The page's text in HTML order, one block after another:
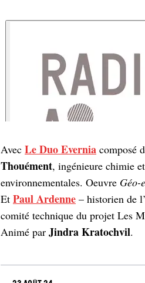
Avec Le Duo Evernia composé
Thouément, ingénieure chimie
environnementales. Oeuvre Géo-
Et Paul Ardenne – historien de
comité technique du projet Les
Animé par Jindra Kratochvil.